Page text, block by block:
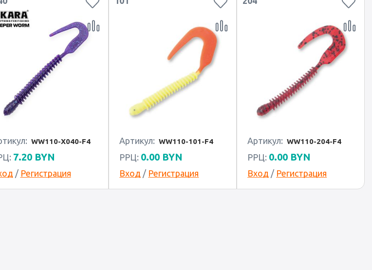
WW110-X040-F4
7.20BYN
/ Регистрация
Артикул: WW110-101-F4
РРЦ: 0.00 BYN
Вход / Регистрация
Артикул: WW110-204-F4
РРЦ: 0.00 BYN
Вход / Регистрация